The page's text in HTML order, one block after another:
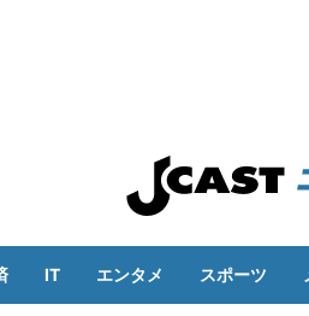
IT エンタメ スポーツ